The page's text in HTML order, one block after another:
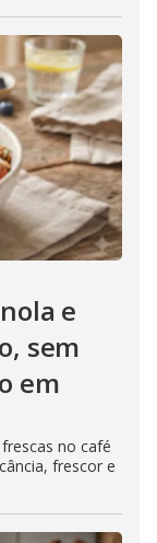
e
sem
em
no café
frescor e